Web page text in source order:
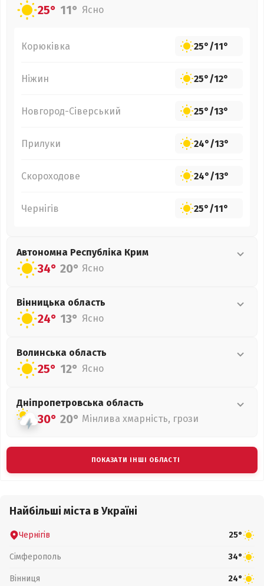
25° 11° Ясно
Корюківка 25°/11°
Ніжин 25°/12°
Новгород-Сіверський 25°/13°
Прилуки 24°/13°
Скороходове 24°/13°
Чернігів 25°/11°
Автономна Республіка Крим
34° 20° Ясно
Вінницька область
24° 13° Ясно
Волинська область
25° 12° Ясно
Дніпропетровська область
30° 20° Мінлива хмарність, грози
ПОКАЗАТИ ІНШІ ОБЛАСТІ
Найбільші міста в Україні
Чернігів 25°
Сімферополь 34°
Вінниця 24°